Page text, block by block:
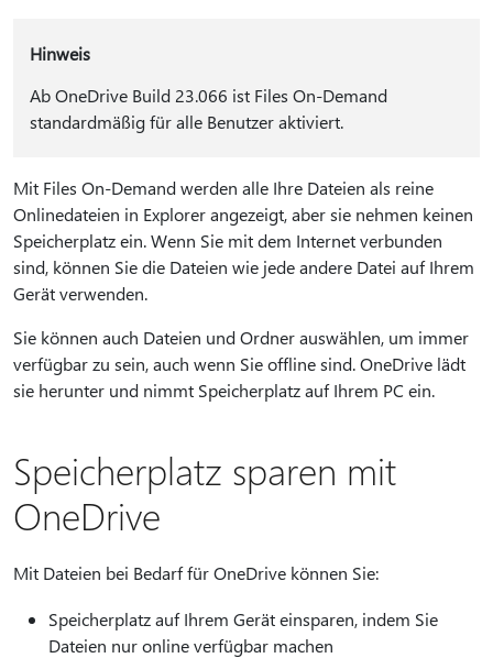
Hinweis
Ab OneDrive Build 23.066 ist Files On-Demand
standardmäßig für alle Benutzer aktiviert.
Mit Files On-Demand werden alle Ihre Dateien als reine
Onlinedateien in Explorer angezeigt, aber sie nehmen keinen
Speicherplatz ein. Wenn Sie mit dem Internet verbunden
sind, können Sie die Dateien wie jede andere Datei auf Ihrem
Gerät verwenden.
Sie können auch Dateien und Ordner auswählen, um immer
verfügbar zu sein, auch wenn Sie offline sind. OneDrive lädt
sie herunter und nimmt Speicherplatz auf Ihrem PC ein.
Speicherplatz sparen mit
OneDrive
Mit Dateien bei Bedarf für OneDrive können Sie:
Speicherplatz auf Ihrem Gerät einsparen, indem Sie
Dateien nur online verfügbar machen